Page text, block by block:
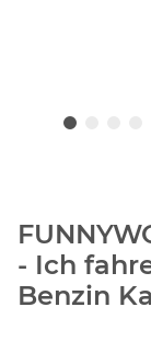
- Ich
Benzin